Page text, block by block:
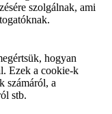
szolgálnak, ami
hogyan
Ezek a cookie-k
számáról, a
stb.